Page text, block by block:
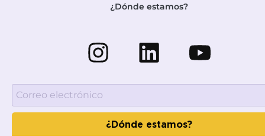
¿Dónde estamos?
¿Dónde estamos?